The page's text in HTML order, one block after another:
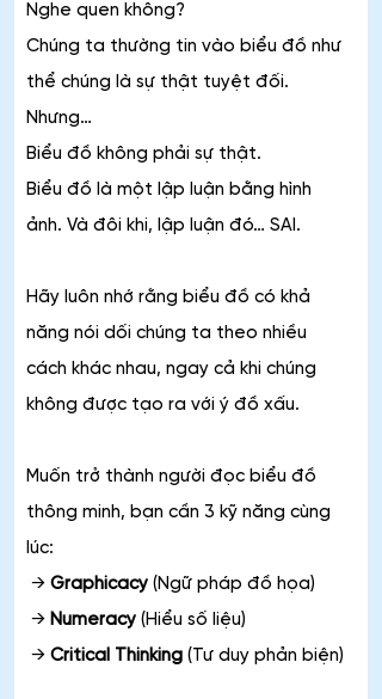
Nghe quen không?
Chúng ta thường tin vào biểu đồ như
thể chúng là sự thật tuyệt đối.
Nhưng…
Biểu đồ không phải sự thật.
Biểu đồ là một lập luận bằng hình
ảnh. Và đôi khi, lập luận đó… SAI.
Hãy luôn nhớ rằng biểu đồ có khả
năng nói dối chúng ta theo nhiều
cách khác nhau, ngay cả khi chúng
không được tạo ra với ý đồ xấu.
Muốn trở thành người đọc biểu đồ
thông minh, bạn cần 3 kỹ năng cùng
lúc:
→ Graphicacy (Ngữ pháp đồ họa)
→ Numeracy (Hiểu số liệu)
→ Critical Thinking (Tư duy phản biện)